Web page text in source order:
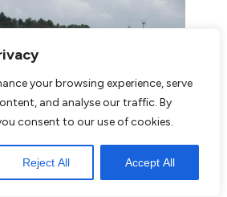
your browsing experience, serve
and analyse our traffic. By
consent to our use of cookies.
Reject All Accept All